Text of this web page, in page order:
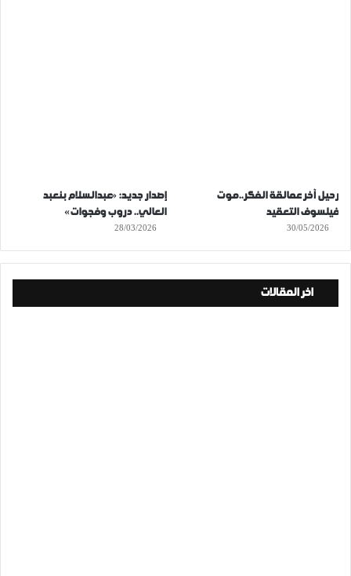
رحيل آخر عمالقة الفكر..موت
فيلسوف التعقيد
30/05/2026
إصدار جديد: «عبدالسلام بنعبد
العالي.. دروب وفجوات»
28/03/2026
اخر المقالات